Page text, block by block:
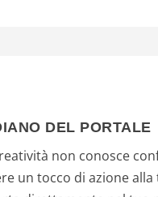
DEL PORTALE
non conosce
un tocco di azione